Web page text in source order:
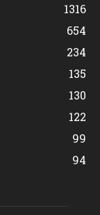
1316
654
234
135
130
122
99
94